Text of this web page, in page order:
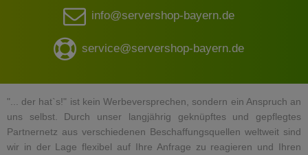
info@servershop-bayern.de
service@servershop-bayern.de
"... der hat`s!" ist kein Werbeversprechen, sondern ein Anspruch an
uns selbst. Durch unser langjährig geknüpftes und gepflegtes
Partnernetz aus verschiedenen Beschaffungsquellen weltweit sind
wir in der Lage flexibel auf Ihre Anfrage zu reagieren und Ihren